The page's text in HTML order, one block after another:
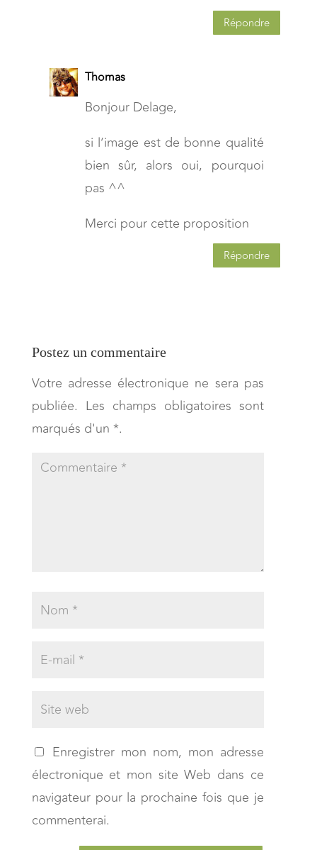
Répondre
Thomas
Bonjour Delage,
si l’image est de bonne qualité
bien sûr, alors oui, pourquoi
pas ^^
Merci pour cette proposition
Répondre
Postez un commentaire
Votre adresse électronique ne sera pas
publiée. Les champs obligatoires sont
marqués d'un *.
Enregistrer mon nom, mon adresse
électronique et mon site Web dans ce
navigateur pour la prochaine fois que je
commenterai.